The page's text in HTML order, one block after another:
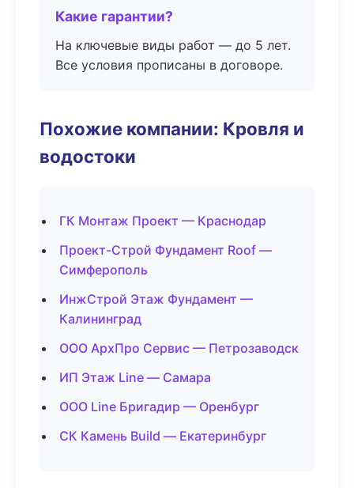
Какие гарантии?
На ключевые виды работ — до 5 лет.
Все условия прописаны в договоре.
Похожие компании: Кровля и
водостоки
ГК Монтаж Проект — Краснодар
Проект-Строй Фундамент Roof —
Симферополь
ИнжСтрой Этаж Фундамент —
Калининград
ООО АрхПро Сервис — Петрозаводск
ИП Этаж Line — Самара
ООО Line Бригадир — Оренбург
СК Камень Build — Екатеринбург